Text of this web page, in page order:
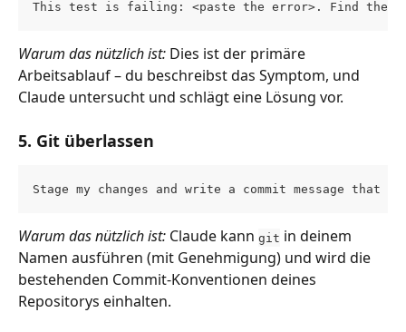
This test is failing: <paste the error>. Find the
Warum das nützlich ist: Dies ist der primäre
Arbeitsablauf – du beschreibst das Symptom, und
Claude untersucht und schlägt eine Lösung vor.
5. Git überlassen
Stage my changes and write a commit message
Warum das nützlich ist: Claude kann git in deinem
Namen ausführen (mit Genehmigung) und wird die
bestehenden Commit-Konventionen deines
Repositorys einhalten.